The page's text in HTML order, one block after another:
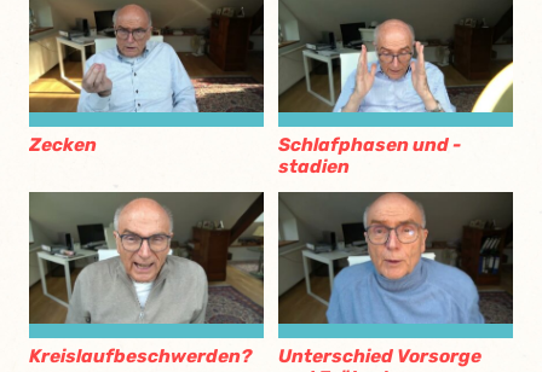
Zecken
Schlafphasen und -
stadien
Kreislaufbeschwerden?
Unterschied Vorsorge